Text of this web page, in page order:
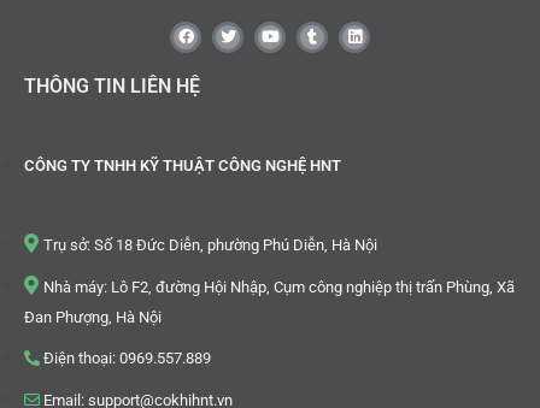
THÔNG TIN LIÊN HỆ
CÔNG TY TNHH KỸ THUẬT CÔNG NGHỆ HNT
Trụ sở: Số 18 Đức Diễn, phường Phú Diễn, Hà Nội
Nhà máy: Lô F2, đường Hội Nhập, Cụm công nghiệp thị trấn Phùng, Xã
Đan Phượng, Hà Nội
Điện thoại: 0969.557.889
Email: support@cokhihnt.vn